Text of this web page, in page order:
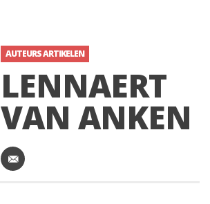
AUTEURS ARTIKELEN
LENNAERT
VAN ANKEN